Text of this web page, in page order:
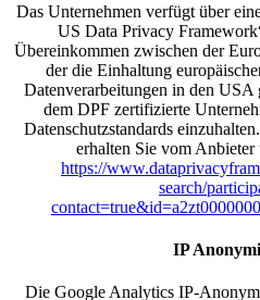
Das Unternehmen verfügt über
US Data Privacy
Übereinkommen zwischen der
der die Einhaltung
Datenverarbeitungen in den USA
dem DPF zertifizierte
Datenschutzstandards
erhalten Sie vom
https://
search/
IP
Die Google Analytics IP-